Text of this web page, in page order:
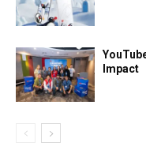
Impact